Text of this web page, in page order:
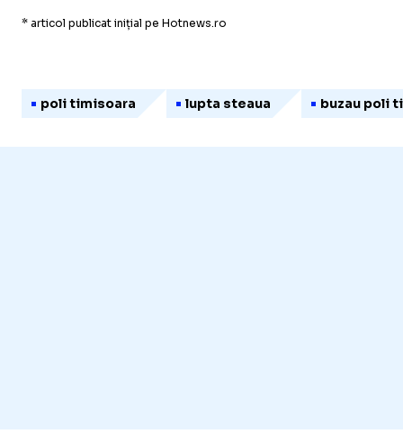
* articol publicat inițial pe Hotnews.ro
poli timisoara lupta steaua buzau poli